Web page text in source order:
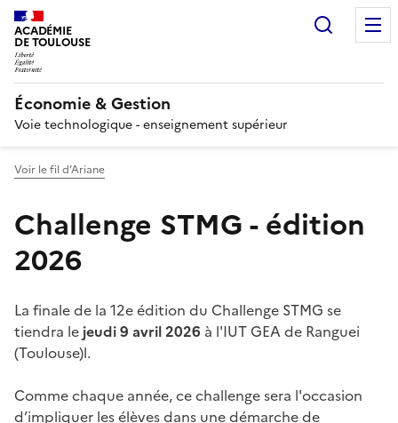
ACADÉMIE
DE TOULOUSE
Économie & Gestion
Voie technologique - enseignement supérieur
Voir le fil d’Ariane
Challenge STMG - édition
2026
La finale de la 12e édition du Challenge STMG se
tiendra le jeudi 9 avril 2026 à l'IUT GEA de Ranguei
(Toulouse)l.
Comme chaque année, ce challenge sera l'occasion
d’impliquer les élèves dans une démarche de